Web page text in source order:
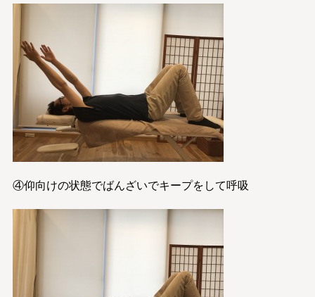
④仰向けの状態でばんざいでキープをして呼吸